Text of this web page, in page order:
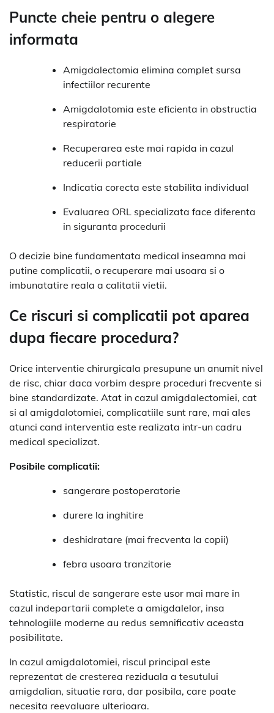
Puncte cheie pentru o alegere
informata
Amigdalectomia elimina complet sursa
infectiilor recurente
Amigdalotomia este eficienta in obstructia
respiratorie
Recuperarea este mai rapida in cazul
reducerii partiale
Indicatia corecta este stabilita individual
Evaluarea ORL specializata face diferenta
in siguranta procedurii
O decizie bine fundamentata medical inseamna mai
putine complicatii, o recuperare mai usoara si o
imbunatatire reala a calitatii vietii.
Ce riscuri si complicatii pot aparea
dupa fiecare procedura?
Orice interventie chirurgicala presupune un anumit nivel
de risc, chiar daca vorbim despre proceduri frecvente si
bine standardizate. Atat in cazul amigdalectomiei, cat
si al amigdalotomiei, complicatiile sunt rare, mai ales
atunci cand interventia este realizata intr-un cadru
medical specializat.
Posibile complicatii:
sangerare postoperatorie
durere la inghitire
deshidratare (mai frecventa la copii)
febra usoara tranzitorie
Statistic, riscul de sangerare este usor mai mare in
cazul indepartarii complete a amigdalelor, insa
tehnologiile moderne au redus semnificativ aceasta
posibilitate.
In cazul amigdalotomiei, riscul principal este
reprezentat de cresterea reziduala a tesutului
amigdalian, situatie rara, dar posibila, care poate
necesita reevaluare ulterioara.